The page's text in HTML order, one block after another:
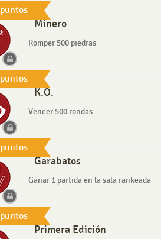
puntos
puntos
Minero
Romper 500 piedras
puntos
K.O.
Vencer 500 rondas
puntos
Garabatos
Ganar 1 partida en la sala rankeada
Primera Edición